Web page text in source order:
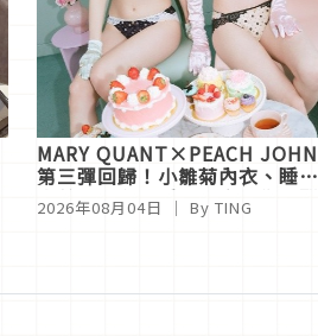
MARY QUANT×PEACH JOHN
第三彈回歸！小雛菊內衣、睡衣
太美，秒殺「睡眠內衣」復古甜
辣女孩必收
2026年08月04日 ｜ By TING